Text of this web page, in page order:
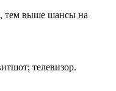
тем выше шансы на
телевизор.